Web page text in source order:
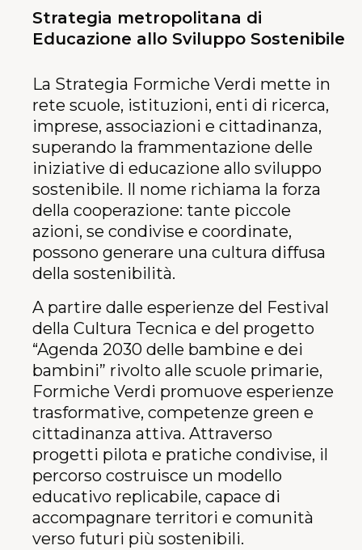
Strategia metropolitana di
Educazione allo Sviluppo Sostenibile
La Strategia Formiche Verdi mette in
rete scuole, istituzioni, enti di ricerca,
imprese, associazioni e cittadinanza,
superando la frammentazione delle
iniziative di educazione allo sviluppo
sostenibile. Il nome richiama la forza
della cooperazione: tante piccole
azioni, se condivise e coordinate,
possono generare una cultura diffusa
della sostenibilità.
A partire dalle esperienze del Festival
della Cultura Tecnica e del progetto
“Agenda 2030 delle bambine e dei
bambini” rivolto alle scuole primarie,
Formiche Verdi promuove esperienze
trasformative, competenze green e
cittadinanza attiva. Attraverso
progetti pilota e pratiche condivise, il
percorso costruisce un modello
educativo replicabile, capace di
accompagnare territori e comunità
verso futuri più sostenibili.